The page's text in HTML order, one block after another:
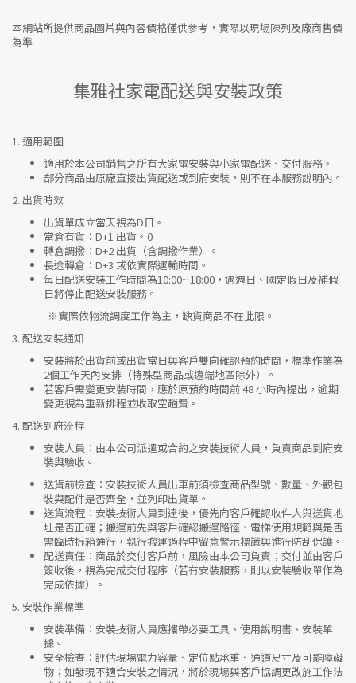
本網站所提供商品圖片與內容價格僅供參考，實際以現場陳列及廠商售價
為準
集雅社家電配送與安裝政策
1. 適用範圍
適用於本公司銷售之所有大家電安裝與小家電配送、交付服務。
部分商品由原廠直接出貨配送或到府安裝，則不在本服務說明內。
2. 出貨時效
出貨單成立當天視為D日。
當倉有貨： D+1 出貨。0
轉倉調撥： D+2 出貨（含調撥作業）。
長途轉倉： D+3 或依實際運輸時間。
每日配送安裝工作時間為10:00~ 18:00，遇週日、國定假日及補假
日將停止配送安裝服務。
※實際依物流調度工作為主，缺貨商品不在此限。
3. 配送安裝通知
安裝將於出貨前或出貨當日與客戶雙向確認預約時間，標準作業為
2個工作天內安排（特殊型商品或遠端地區除外）。
若客戶需變更安裝時間，應於原預約時間前 48 小時內提出，逾期
變更視為重新排程並收取空趟費。
4. 配送到府流程
安裝人員 ：由本公司派遣或合約之安裝技術人員，負責商品到府安
裝與驗收。
送貨前檢查 ：安裝技術人員出車前須檢查商品型號、數量、外觀包
裝與配件是否齊全，並列印出貨單。
送貨流程 ：安裝技術人員到達後，優先向客戶確認收件人與送貨地
址是否正確；搬運前先與客戶確認搬運路徑、電梯使用規範與是否
需臨時拆箱通行，執行搬運過程中留意警示標識與進行防刮保護。
配送責任 ：商品於交付客戶前，風險由本公司負責；交付並由客戶
簽收後，視為完成交付程序（若有安裝服務，則以安裝驗收單作為
完成依據）。
5. 安裝作業標準
安裝準備 ：安裝技術人員應攜帶必要工具、使用說明書、安裝單
據。
安全檢查 ：評估現場電力容量、定位點承重、通道尺寸及可能障礙
物；如發現不適合安裝之情況，將於現場與客戶協調更改施工作法